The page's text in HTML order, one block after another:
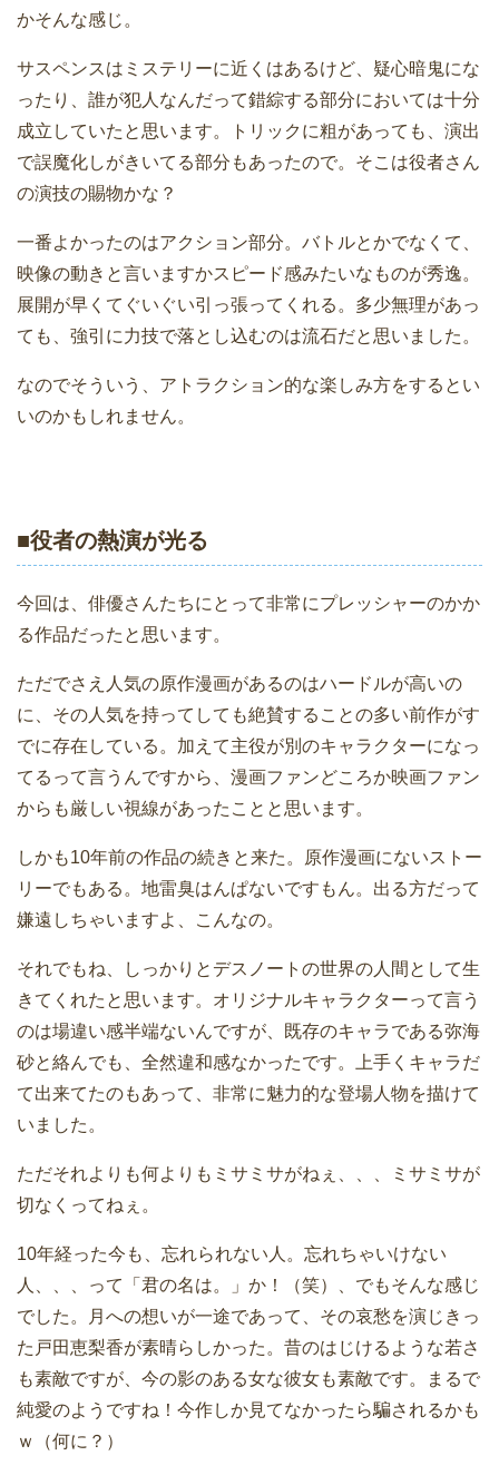
かそんな感じ。
サスペンスはミステリーに近くはあるけど、疑心暗鬼にな
ったり、誰が犯人なんだって錯綜する部分においては十分
成立していたと思います。トリックに粗があっても、演出
で誤魔化しがきいてる部分もあったので。そこは役者さん
の演技の賜物かな？
一番よかったのはアクション部分。バトルとかでなくて、
映像の動きと言いますかスピード感みたいなものが秀逸。
展開が早くてぐいぐい引っ張ってくれる。多少無理があっ
ても、強引に力技で落とし込むのは流石だと思いました。
なのでそういう、アトラクション的な楽しみ方をするとい
いのかもしれません。
■役者の熱演が光る
今回は、俳優さんたちにとって非常にプレッシャーのかか
る作品だったと思います。
ただでさえ人気の原作漫画があるのはハードルが高いの
に、その人気を持ってしても絶賛することの多い前作がす
でに存在している。加えて主役が別のキャラクターになっ
てるって言うんですから、漫画ファンどころか映画ファン
からも厳しい視線があったことと思います。
しかも10年前の作品の続きと来た。原作漫画にないストー
リーでもある。地雷臭はんぱないですもん。出る方だって
嫌遠しちゃいますよ、こんなの。
それでもね、しっかりとデスノートの世界の人間として生
きてくれたと思います。オリジナルキャラクターって言う
のは場違い感半端ないんですが、既存のキャラである弥海
砂と絡んでも、全然違和感なかったです。上手くキャラだ
て出来てたのもあって、非常に魅力的な登場人物を描けて
いました。
ただそれよりも何よりもミサミサがねぇ、、、ミサミサが
切なくってねぇ。
10年経った今も、忘れられない人。忘れちゃいけない
人、、、って「君の名は。」か！（笑）、でもそんな感じ
でした。月への想いが一途であって、その哀愁を演じきっ
た戸田恵梨香が素晴らしかった。昔のはじけるような若さ
も素敵ですが、今の影のある女な彼女も素敵です。まるで
純愛のようですね！今作しか見てなかったら騙されるかも
ｗ（何に？）